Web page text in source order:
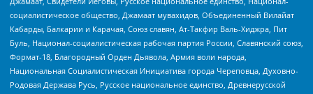
социалистическое общество, Джамаат мувахидов, Объединенный Вилайат
Кабарды, Балкарии и Карачая, Союз славян, Ат-Такфир Валь-Хиджра, Пит
Буль, Национал-социалистическая рабочая партия России, Славянский союз,
Формат-18, Благородный Орден Дьявола, Армия воли народа,
Национальная Социалистическая Инициатива города Череповца, Духовно-
Родовая Держава Русь, Русское национальное единство, Древнерусской